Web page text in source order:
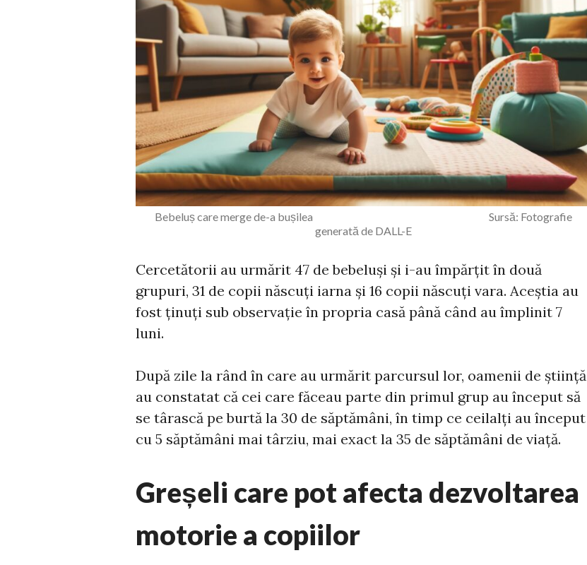
Bebeluș care merge de-a bușilea Sursă: Fotografie
generată de DALL-E
Cercetătorii au urmărit 47 de bebeluși și i-au împărțit în două
grupuri, 31 de copii născuți iarna și 16 copii născuți vara. Aceștia au
fost ținuți sub observație în propria casă până când au împlinit 7
luni.
După zile la rând în care au urmărit parcursul lor, oamenii de știință
au constatat că cei care făceau parte din primul grup au început să
se târască pe burtă la 30 de săptămâni, în timp ce ceilalți au început
cu 5 săptămâni mai târziu, mai exact la 35 de săptămâni de viață.
Greșeli care pot afecta dezvoltarea
motorie a copiilor